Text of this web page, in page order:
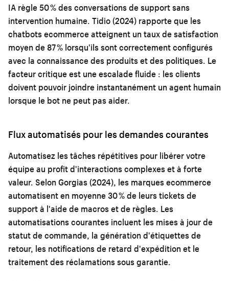
IA règle 50 % des conversations de support sans
intervention humaine. Tidio (2024) rapporte que les
chatbots ecommerce atteignent un taux de satisfaction
moyen de 87 % lorsqu'ils sont correctement configurés
avec la connaissance des produits et des politiques. Le
facteur critique est une escalade fluide : les clients
doivent pouvoir joindre instantanément un agent humain
lorsque le bot ne peut pas aider.
Flux automatisés pour les demandes courantes
Automatisez les tâches répétitives pour libérer votre
équipe au profit d'interactions complexes et à forte
valeur. Selon Gorgias (2024), les marques ecommerce
automatisent en moyenne 30 % de leurs tickets de
support à l'aide de macros et de règles. Les
automatisations courantes incluent les mises à jour de
statut de commande, la génération d'étiquettes de
retour, les notifications de retard d'expédition et le
traitement des réclamations sous garantie.